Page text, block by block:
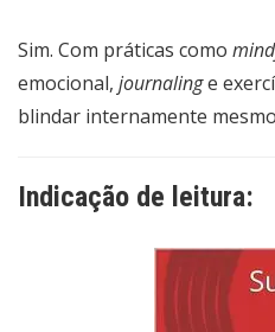
Sim. Com práticas como
emocional, journalinge
blindar internamente
Indicação de leitura: